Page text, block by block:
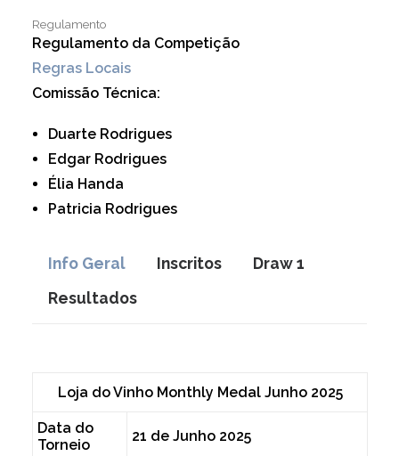
Regulamento
Regulamento da Competição
Regras Locais
Comissão Técnica:
Duarte Rodrigues
Edgar Rodrigues
Élia Handa
Patricia Rodrigues
Info Geral Inscritos
Draw 1
Resultados
Loja do Vinho Monthly Medal Junho 2025
Data do
Torneio
21 de Junho 2025